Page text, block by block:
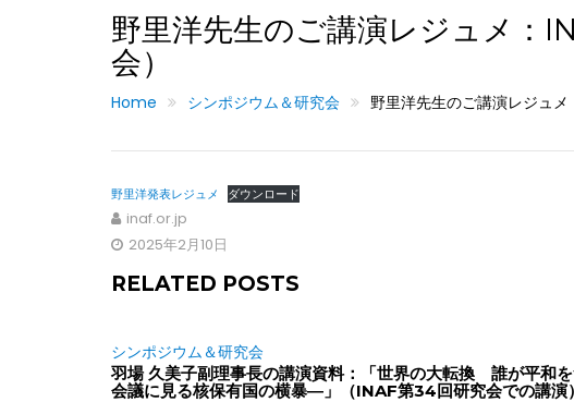
野里洋先生のご講演レジュメ：
会）
Home シンポジウム＆研究会 野里洋先生のご講演レジュメ
野里洋発表レジュメ ダウンロード
inaf.or.jp
2025年2月10日
RELATED POSTS
シンポジウム＆研究会
羽場 久美子副理事長の講演資料：「世界の大転換 誰が平
会議に見る核保有国の横暴―」（INAF第34回研究会での講演）